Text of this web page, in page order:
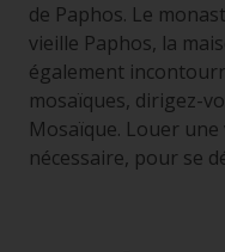
de Paphos. Le
vieille Paphos, la
également
mosaïques, dirigez-
Mosaïque. Louer
nécessaire, pour se